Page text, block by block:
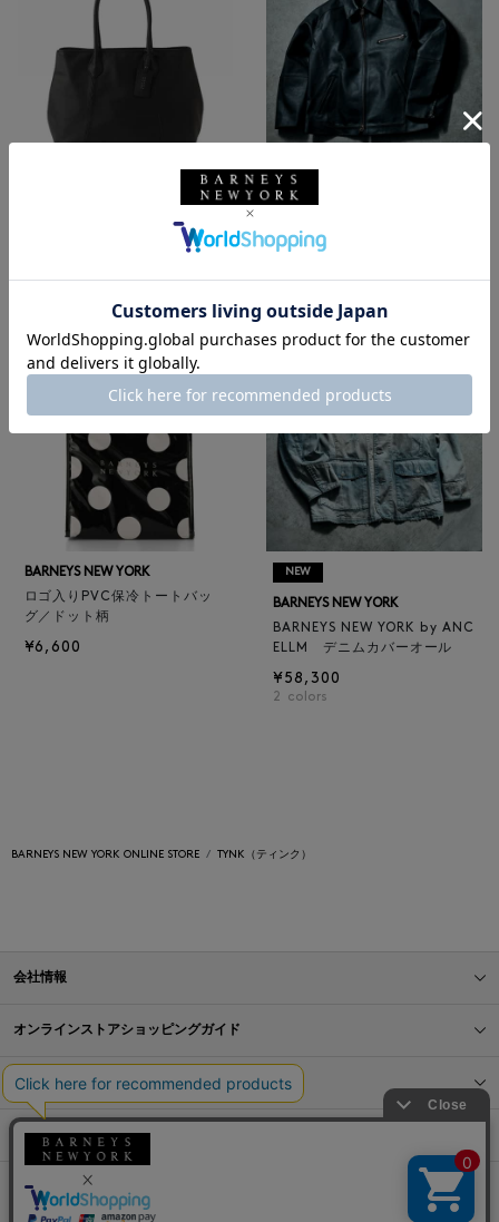
レザートートバッグ（M）
NEW
BARNEYS NEW YORK
BARNEYS NEW YORK by ANC
¥165,000
BARNEYS NEW YORK
ロゴ入りPVC保冷トートバッ
グ／ドット柄
¥6,600
NEW
BARNEYS NEW YORK
BARNEYS NEW YORK by ANC
ELLM デニムカバーオール
¥58,300
2 colors
BARNEYS NEW YORK ONLINE STORE TYNK（ティンク）
会社情報
オンラインストアショッピングガイド
店舗情報
サービス